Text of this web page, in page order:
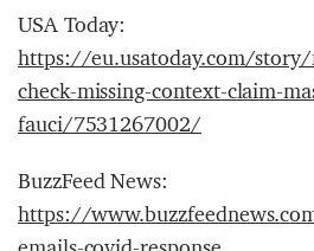
USA Today:
https://eu.usatoday.com/
check-missing-context-claim-
fauci/7531267002/
BuzzFeed News:
https://